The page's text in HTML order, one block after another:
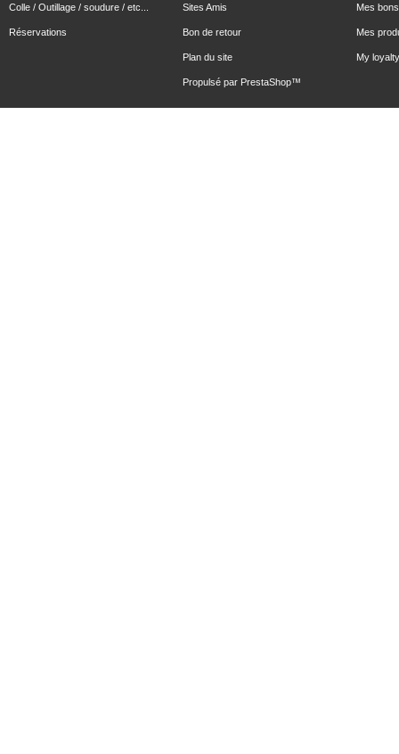
Colle / Outillage / soudure / etc...
Réservations
Sites Amis
Bon de retour
Plan du site
Propulsé par PrestaShop™
Mes
Mes
My